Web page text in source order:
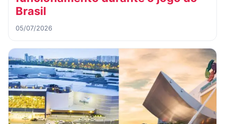
Brasil
05/07/2026